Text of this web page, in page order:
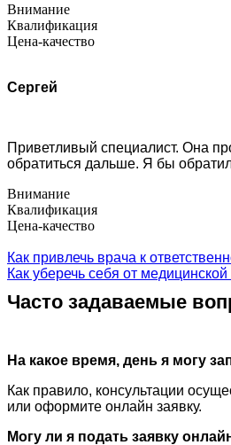
Внимание
Квалификация
Цена-качество
Сергей
Приветливый специалист. Она
обратиться дальше. Я бы
Внимание
Квалификация
Цена-качество
Как привлечь врача к
Как уберечь себя от
Часто задаваемые
На какое время, день я могу
Как правило, консультации
или оформите онлайн заявку.
Могу ли я подать заявку